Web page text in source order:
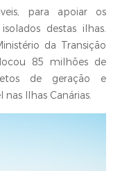
para apoiar os
destas ilhas.
da Transição
85 milhões de
de geração e
Ilhas Canárias.